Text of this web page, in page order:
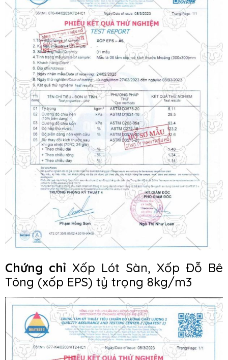
Chứng chỉ Xốp Lót Sàn, Xốp Đỗ Bê
Tông (xốp EPS) tỷ trọng 8kg/m3